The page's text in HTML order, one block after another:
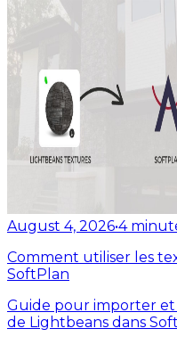
August 4, 2026•4
Comment utiliser les
SoftPlan
Guide pour importer
de Lightbeans dans